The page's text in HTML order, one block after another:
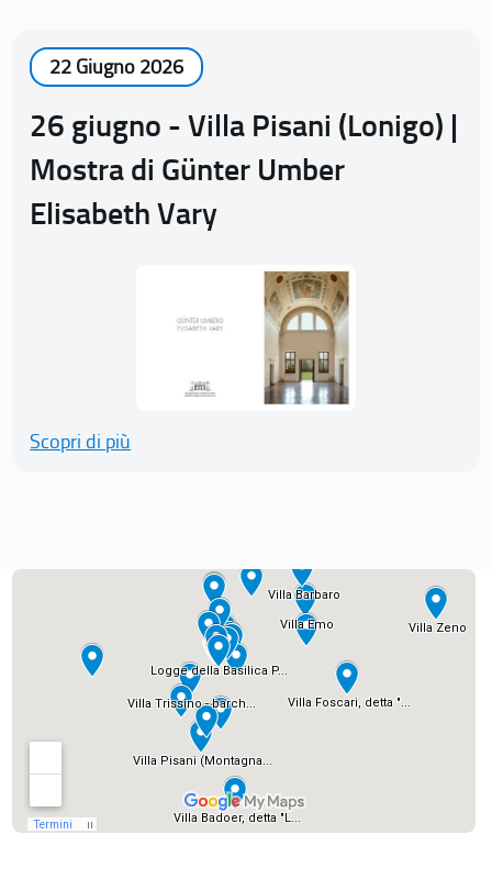
22 Giugno 2026
26 giugno - Villa Pisani (Lonigo) |
Mostra di Günter Umber
Elisabeth Vary
Scopri di più